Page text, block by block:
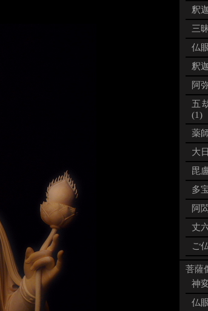
釈
三
仏
釈
阿
五
(1)
薬
大
毘
多
阿
丈
ご
菩薩
神
仏